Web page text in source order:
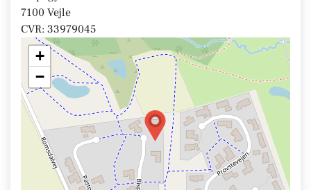
7100 Vejle
CVR: 33979045
+
−